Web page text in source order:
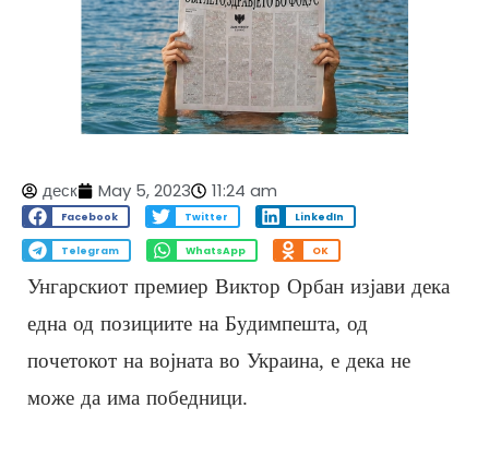
деск May 5, 2023 11:24 am
Facebook Twitter LinkedIn
Telegram WhatsApp OK
Унгарскиот премиер Виктор Орбан изјави дека
една од позициите на Будимпешта, од
почетокот на војната во Украина, е дека не
може да има победници.